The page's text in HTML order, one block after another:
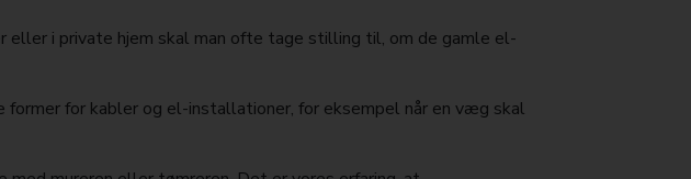
eller i private hjem skal man ofte tage stilling til, om de gamle el-
former for kabler og el-installationer, for eksempel når en væg skal